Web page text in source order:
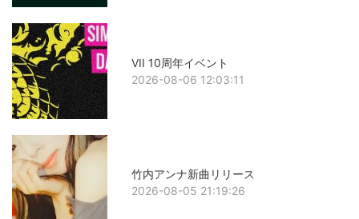
VII 10周年イベント
2026-08-06 12:03:11
竹内アンナ新曲リリース
2026-08-05 21:19:26